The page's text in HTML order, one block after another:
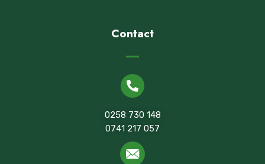
Contact
0258 730 148
0741 217 057